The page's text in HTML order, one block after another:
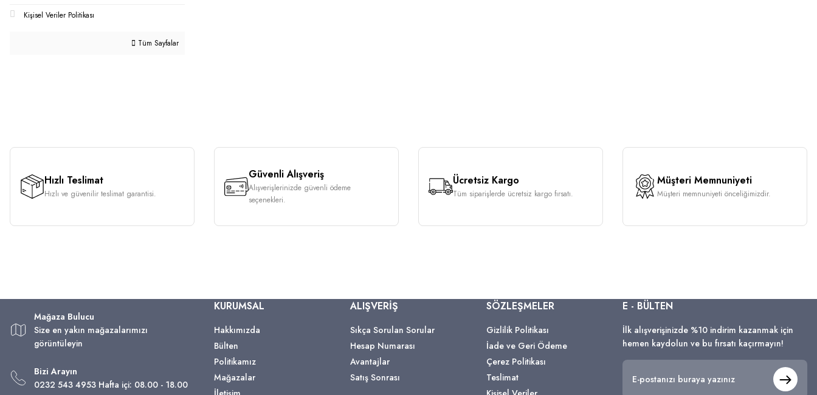
Kişisel Veriler Politikası
Tüm Sayfalar
Hızlı Teslimat
Hızlı ve güvenilir teslimat garantisi.
Güvenli Alışveriş
Alışverişlerinizde güvenli ödeme
seçenekleri.
Ücretsiz Kargo
Tüm siparişlerde ücretsiz kargo fırsatı.
Müşteri Memnuniyeti
Müşteri memnuniyeti önceliğimizdir.
Mağaza Bulucu
Size en yakın mağazalarımızı
görüntüleyin
Bizi Arayın
0232 543 4953 Hafta içi: 08.00 - 18.00
KURUMSAL
Hakkımızda
Bülten
Politikamız
Mağazalar
ALIŞVERİŞ
Sıkça Sorulan Sorular
Hesap Numarası
Avantajlar
Satış Sonrası
SÖZLEŞMELER
Gizlilik Politikası
İade ve Geri Ödeme
Çerez Politikası
Teslimat
E - BÜLTEN
İlk alışverişinizde %10 indirim kazanmak için
hemen kaydolun ve bu fırsatı kaçırmayın!